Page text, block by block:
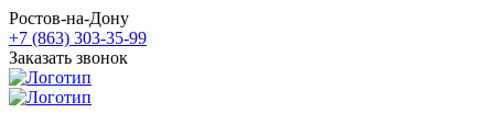
Ростов-на-Дону
+7 (863) 303-35-99
Заказать звонок